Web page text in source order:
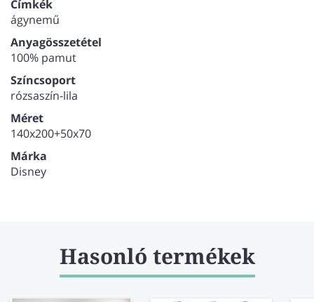
Címkék
ágynemű
Anyagösszetétel
100% pamut
Színcsoport
rózsaszín-lila
Méret
140x200+50x70
Márka
Disney
Hasonló termékek